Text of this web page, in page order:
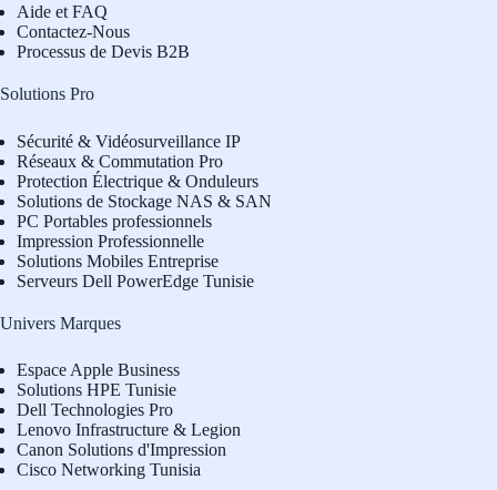
Aide et FAQ
Contactez-Nous
Processus de Devis B2B
Solutions Pro
Sécurité & Vidéosurveillance IP
Réseaux & Commutation Pro
Protection Électrique & Onduleurs
Solutions de Stockage NAS & SAN
PC Portables professionnels
Impression Professionnelle
Solutions Mobiles Entreprise
Serveurs Dell PowerEdge Tunisie
Univers Marques
Espace Apple Business
Solutions HPE Tunisie
Dell Technologies Pro
Lenovo Infrastructure & Legion
Canon Solutions d'Impression
Cisco Networking Tunisia